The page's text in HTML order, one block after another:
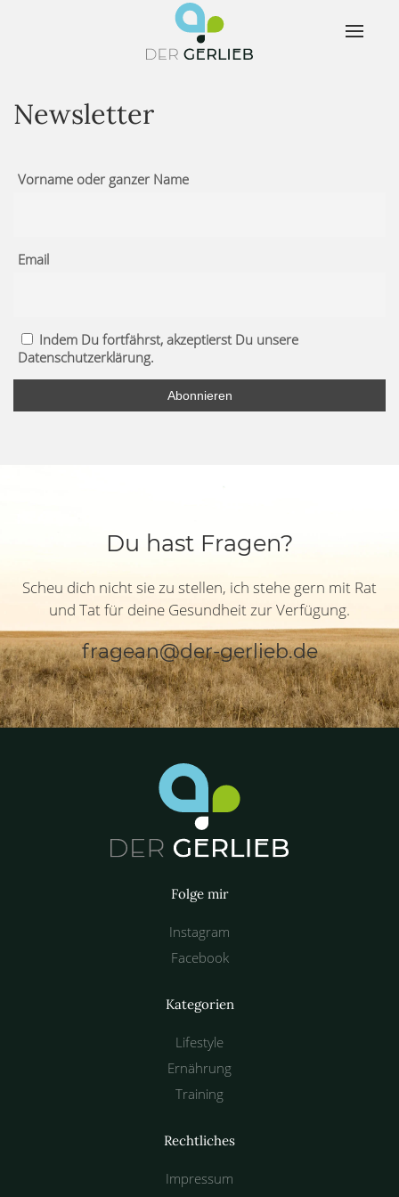
Newsletter
Vorname oder ganzer Name
Email
Indem Du fortfährst, akzeptierst Du unsere
Datenschutzerklärung.
Du hast Fragen?
Scheu dich nicht sie zu stellen, ich stehe gern mit Rat
und Tat für deine Gesundheit zur Verfügung.
fragean@der-gerlieb.de
Folge mir
Instagram
Facebook
Kategorien
Lifestyle
Ernährung
Training
Rechtliches
Impressum